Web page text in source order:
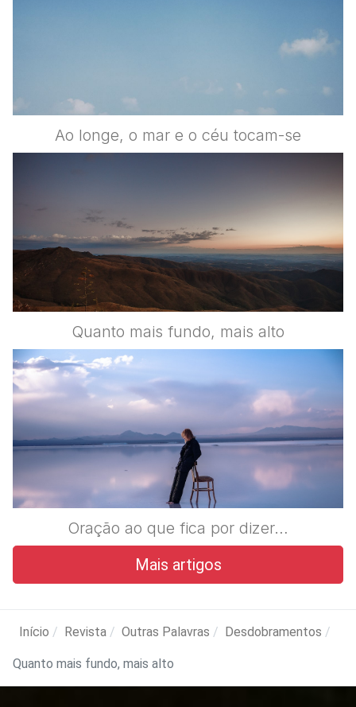
Ao longe, o mar e o céu tocam-se
Quanto mais fundo, mais alto
Oração ao que fica por dizer…
Mais artigos
Início Revista Outras Palavras Desdobramentos
Quanto mais fundo, mais alto